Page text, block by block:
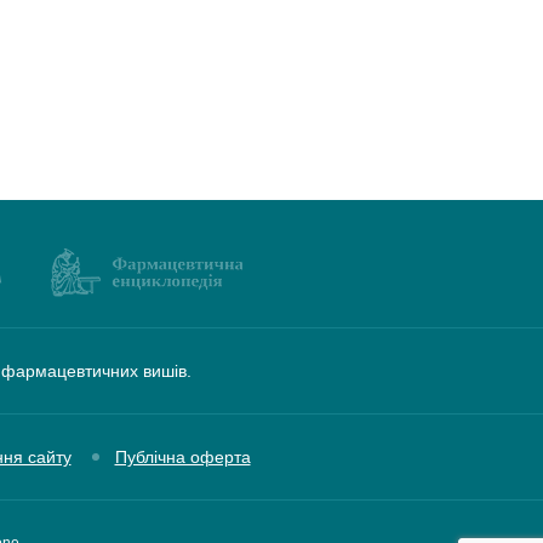
вишів.
сайту Публічна оферта